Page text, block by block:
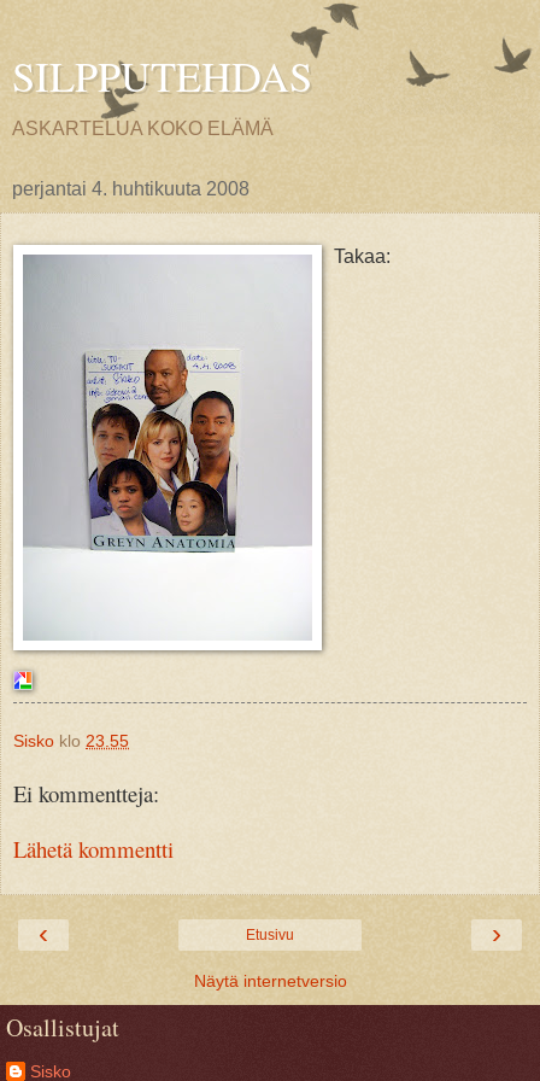
SILPPUTEHDAS
ASKARTELUA KOKO ELÄMÄ
perjantai 4. huhtikuuta 2008
Takaa:
Sisko klo 23.55
Ei kommentteja:
Lähetä kommentti
‹ ›
Etusivu
Näytä internetversio
Osallistujat
Sisko